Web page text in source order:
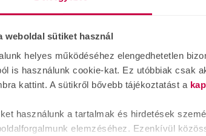
weboldal sütiket használ
helyes működéséhez elengedhetetlen
is használunk cookie-kat. Ez utóbbiak csak
kattint. A sütikről bővebb tájékoztatást a
használunk a tartalmak és hirdetések
elemzéséhez. Ezenkívül